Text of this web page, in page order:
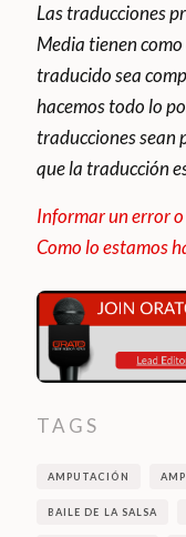
Las traducciones
Media tienen
traducido sea
hacemos todo lo
traducciones sean
que la traducción
Informar un error
Como lo estamos
TAGS
AMPUTACIÓN
BAILE DE LA SALSA